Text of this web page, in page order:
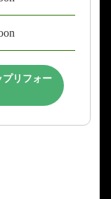
プリフォー